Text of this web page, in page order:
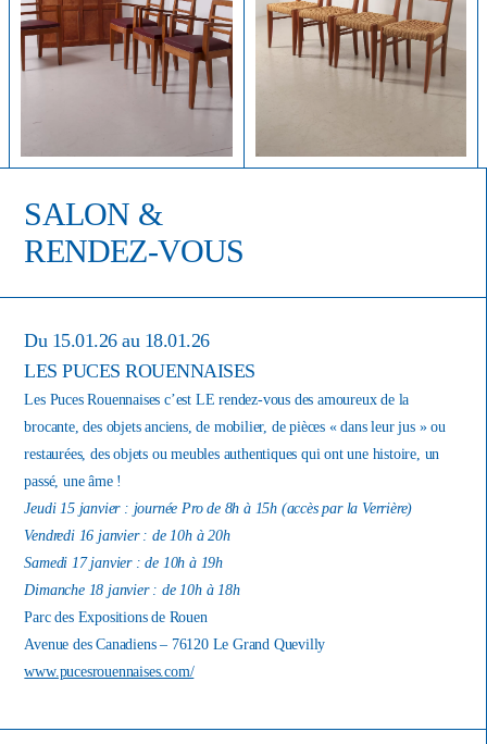
SALON &
RENDEZ-VOUS
Du 15.01.26 au 18.01.26
LES PUCES ROUENNAISES
Les Puces Rouennaises c’est LE rendez-vous des amoureux de la
brocante, des objets anciens, de mobilier, de pièces « dans leur jus » ou
restaurées, des objets ou meubles authentiques qui ont une histoire, un
passé, une âme !
Jeudi 15 janvier : journée Pro de 8h à 15h (accès par la Verrière)
Vendredi 16 janvier : de 10h à 20h
Samedi 17 janvier : de 10h à 19h
Dimanche 18 janvier : de 10h à 18h
Parc des Expositions de Rouen
Avenue des Canadiens – 76120 Le Grand Quevilly
www.pucesrouennaises.com/